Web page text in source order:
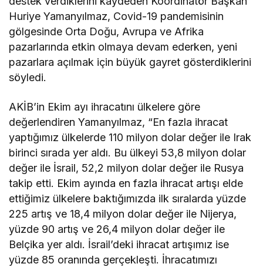
Huriye Yamanyılmaz, Covid-19 pandemisinin
gölgesinde Orta Doğu, Avrupa ve Afrika
pazarlarında etkin olmaya devam ederken, yeni
pazarlara açılmak için büyük gayret gösterdiklerini
söyledi.
AKİB’in Ekim ayı ihracatını ülkelere göre
değerlendiren Yamanyılmaz, “En fazla ihracat
yaptığımız ülkelerde 110 milyon dolar değer ile Irak
birinci sırada yer aldı. Bu ülkeyi 53,8 milyon dolar
değer ile İsrail, 52,2 milyon dolar değer ile Rusya
takip etti. Ekim ayında en fazla ihracat artışı elde
ettiğimiz ülkelere baktığımızda ilk sıralarda yüzde
225 artış ve 18,4 milyon dolar değer ile Nijerya,
yüzde 90 artış ve 26,4 milyon dolar değer ile
Belçika yer aldı. İsrail’deki ihracat artışımız ise
yüzde 85 oranında gerçekleşti. İhracatımızı